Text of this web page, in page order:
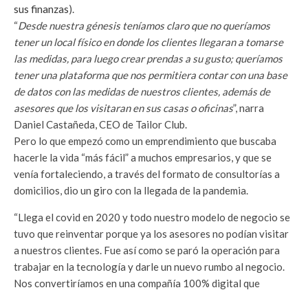
sus finanzas).
“Desde nuestra génesis teníamos claro que no queríamos
tener un local físico en donde los clientes llegaran a tomarse
las medidas, para luego crear prendas a su gusto; queríamos
tener una plataforma que nos permitiera contar con una base
de datos con las medidas de nuestros clientes, además de
asesores que los visitaran en sus casas o oficinas”, narra
Daniel Castañeda, CEO de Tailor Club.
Pero lo que empezó como un emprendimiento que buscaba
hacerle la vida “más fácil” a muchos empresarios, y que se
venía fortaleciendo, a través del formato de consultorías a
domicilios, dio un giro con la llegada de la pandemia.
“Llega el covid en 2020 y todo nuestro modelo de negocio se
tuvo que reinventar porque ya los asesores no podían visitar
a nuestros clientes. Fue así como se paró la operación para
trabajar en la tecnología y darle un nuevo rumbo al negocio.
Nos convertiríamos en una compañía 100% digital que